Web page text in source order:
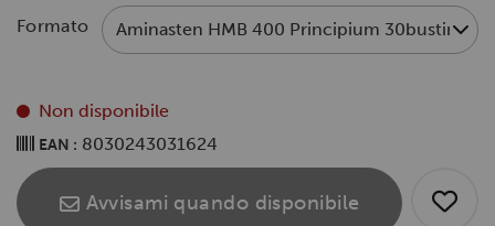
Formato
Non disponibile
EAN : 8030243031624
Avvisami quando disponibile